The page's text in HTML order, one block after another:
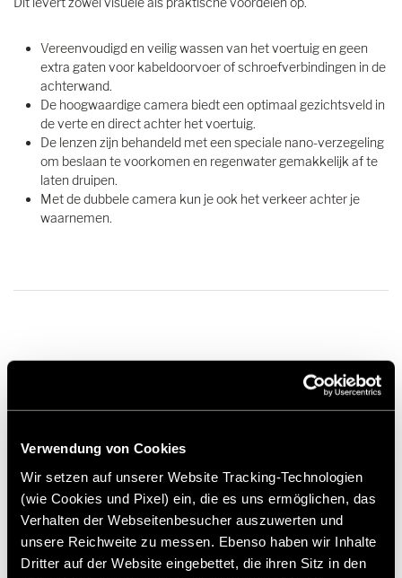
Verwendung von Cookies
Wir setzen auf unserer Website Tracking-Technologien
(wie Cookies und Pixel) ein, die es uns ermöglichen, das
Verhalten der Webseitenbesucher auszuwerten und
unsere Reichweite zu messen. Ebenso haben wir Inhalte
Dritter auf der Website eingebettet, die ihren Sitz in den
Vereenvoudigd en veilig wassen van het voertuig en geen
extra gaten voor kabeldoorvoer of schroefverbindingen in de
achterwand.
De hoogwaardige camera biedt een optimaal gezichtsveld in
de verte en direct achter het voertuig.
De lenzen zijn behandeld met een speciale nano-verzegeling
om beslaan te voorkomen en regenwater gemakkelijk af te
laten druipen.
Met de dubbele camera kun je ook het verkeer achter je
waarnemen.
€ 549,00
Past het artikel bij mijn voertuig?
Numéro d'article: 2968936
* Originele Hymer accessoires zijn niet vanuit de fabriek
leverbaar, maar kunnen uitsluitend via uw handelspartner